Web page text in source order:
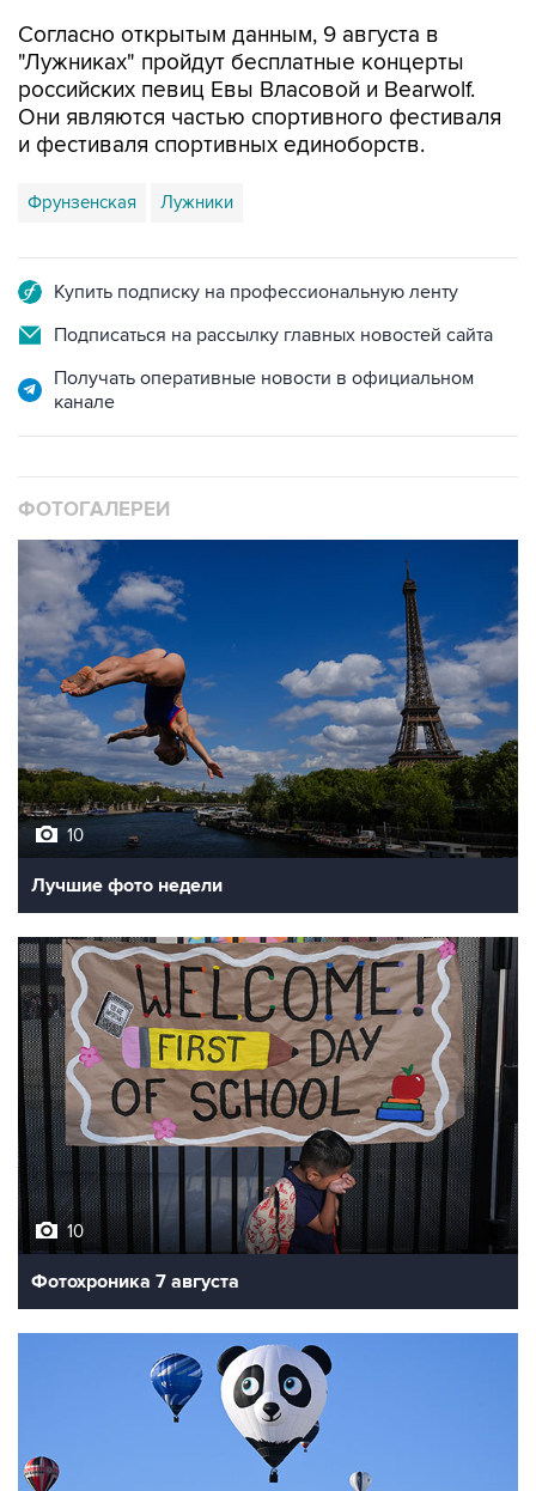
Согласно открытым данным, 9 августа в
"Лужниках" пройдут бесплатные концерты
российских певиц Евы Власовой и Bearwolf.
Они являются частью спортивного фестиваля
и фестиваля спортивных единоборств.
Фрунзенская Лужники
Купить подписку на профессиональную ленту
Подписаться на рассылку главных новостей сайта
Получать оперативные новости в официальном
канале
ФОТОГАЛЕРЕИ
10
Лучшие фото недели
10
Фотохроника 7 августа